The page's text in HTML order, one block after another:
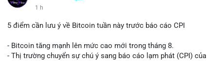
1 h
5 điểm cần lưu ý về Bitcoin tuần này trước báo cáo CPI
- Bitcoin tăng mạnh lên mức cao mới trong tháng 8.
- Thị trường chuyển sự chú ý sang báo cáo lạm phát (CPI) của